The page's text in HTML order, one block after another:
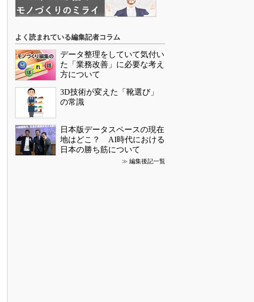
よく読まれている編集記者コラム
データ整理をしていて気付い
た「業務改善」に必要な考え
方について
3D技術が変えた「靴選び」
の常識
日本版データスペースの現在
地はどこ？ AI時代における
日本の勝ち筋について
≫ 編集後記一覧